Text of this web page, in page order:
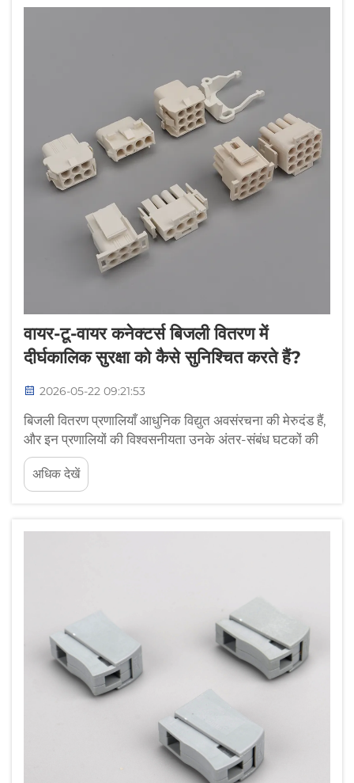
वायर-टू-वायर कनेक्टर्स बिजली वितरण में
दीर्घकालिक सुरक्षा को कैसे सुनिश्चित करते हैं?
2026-05-22 09:21:53
बिजली वितरण प्रणालियाँ आधुनिक विद्युत अवसंरचना की मेरुदंड हैं,
और इन प्रणालियों की विश्वसनीयता उनके अंतर-संबंध घटकों की
गुणवत्ता और प्रदर्शन पर भारी मात्रा में निर्भर करती है। तार से तार
कनेक्टर्स इनमें एक महत्वपूर्ण भूमिका निभाते हैं...
अधिक देखें